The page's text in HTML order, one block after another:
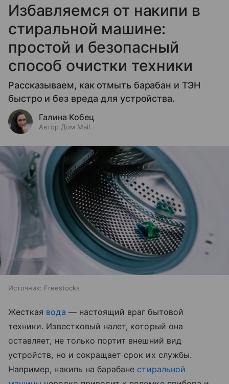
Избавляемся от накипи в
стиральной машине:
простой и безопасный
способ очистки техники
Рассказываем, как отмыть барабан и ТЭН
быстро и без вреда для устройства.
Галина Кобец
Автор Дом Mail
Источник: Freestocks
Жесткая вода — настоящий враг бытовой
техники. Известковый налет, который она
оставляет, не только портит внешний вид
устройств, но и сокращает срок их службы.
Например, накипь на барабане стиральной